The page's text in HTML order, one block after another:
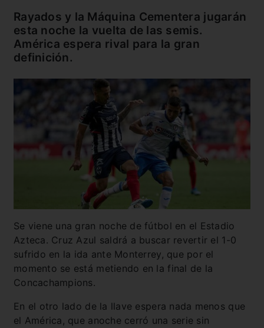
Rayados y la Máquina Cementera jugarán
esta noche la vuelta de las semis.
América espera rival para la gran
definición.
Se viene una gran noche de fútbol en el Estadio
Azteca. Cruz Azul saldrá a buscar revertir el 1-0
sufrido en la ida ante Monterrey, que por el
momento se está metiendo en la final de la
Concachampions.
En el otro lado de la llave espera nada menos que
el América, que anoche cerró una serie sin